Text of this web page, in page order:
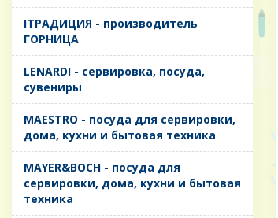
IТРАДИЦИЯ - производитель
ГОРНИЦА
LENARDI - сервировка, посуда,
сувениры
MAESTRO - посуда для сервировки,
дома, кухни и бытовая техника
MAYER&BOCH - посуда для
сервировки, дома, кухни и бытовая
техника